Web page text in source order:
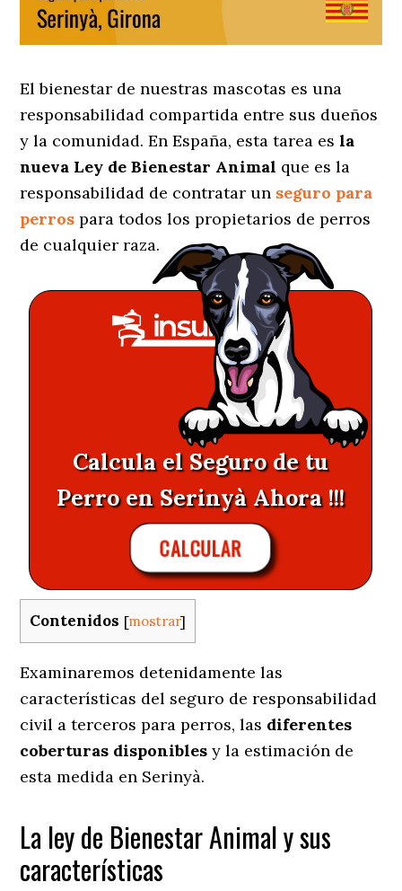
El bienestar de nuestras mascotas es una
responsabilidad compartida entre sus dueños
y la comunidad. En España, esta tarea esla
nueva Ley de Bienestar Animal que es la
responsabilidad de contratar un seguro para
perros para todos los propietarios de perros
de cualquier raza.
Calcula el Seguro de tu
Perro en Serinyà Ahora !!!
CALCULAR
Contenidos [mostrar]
Examinaremos detenidamente las
características del seguro de responsabilidad
civil a terceros para perros, las diferentes
coberturas disponibles y la estimación de
esta medida en Serinyà.
La ley de Bienestar Animal y sus
características